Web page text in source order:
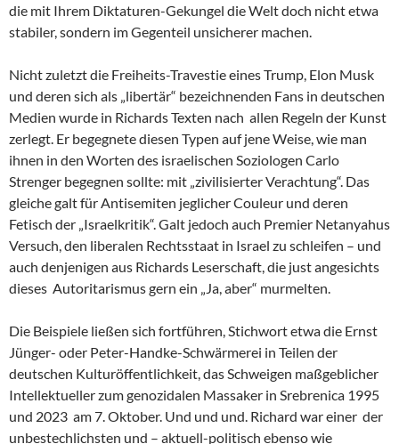
die mit Ihrem Diktaturen-Gekungel die Welt doch nicht etwa
stabiler, sondern im Gegenteil unsicherer machen.
Nicht zuletzt die Freiheits-Travestie eines Trump, Elon Musk
und deren sich als „libertär“ bezeichnenden Fans in deutschen
Medien wurde in Richards Texten nach allen Regeln der Kunst
zerlegt. Er begegnete diesen Typen auf jene Weise, wie man
ihnen in den Worten des israelischen Soziologen Carlo
Strenger begegnen sollte: mit „zivilisierter Verachtung“. Das
gleiche galt für Antisemiten jeglicher Couleur und deren
Fetisch der „Israelkritik“. Galt jedoch auch Premier Netanyahus
Versuch, den liberalen Rechtsstaat in Israel zu schleifen – und
auch denjenigen aus Richards Leserschaft, die just angesichts
dieses Autoritarismus gern ein „Ja, aber“ murmelten.
Die Beispiele ließen sich fortführen, Stichwort etwa die Ernst
Jünger- oder Peter-Handke-Schwärmerei in Teilen der
deutschen Kulturöffentlichkeit, das Schweigen maßgeblicher
Intellektueller zum genozidalen Massaker in Srebrenica 1995
und 2023 am 7. Oktober. Und und und. Richard war einer der
unbestechlichsten und – aktuell-politisch ebenso wie